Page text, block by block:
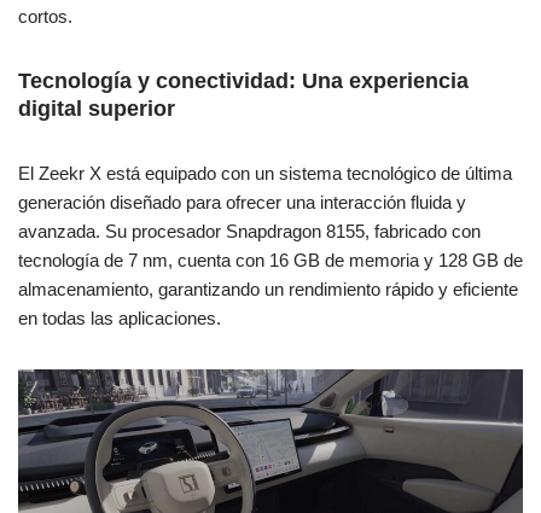
cortos.
Tecnología y conectividad: Una experiencia
digital superior
El Zeekr X está equipado con un sistema tecnológico de última
generación diseñado para ofrecer una interacción fluida y
avanzada. Su procesador Snapdragon 8155, fabricado con
tecnología de 7 nm, cuenta con 16 GB de memoria y 128 GB de
almacenamiento, garantizando un rendimiento rápido y eficiente
en todas las aplicaciones.